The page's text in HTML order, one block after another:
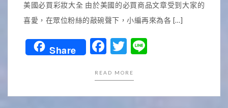
美國必買彩妝大全 由於美國的必買商品文章受到大家的
喜愛，在眾位粉絲的敲碗聲下，小編再來為各 […]
Share Facebook
Twitter
Line
READ MORE